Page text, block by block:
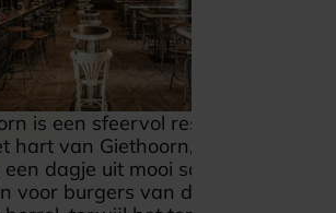
is een sfeervol restaurant aan
hart van Giethoorn, waar eten,
dagje uit mooi samenkomen.
voor burgers van de grill, friet,